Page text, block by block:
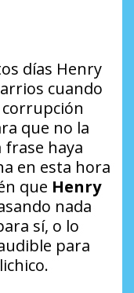
días Henry
cuando
corrupción
que no la
frase haya
en esta hora
que Henry
nada
sí, o lo
para
.